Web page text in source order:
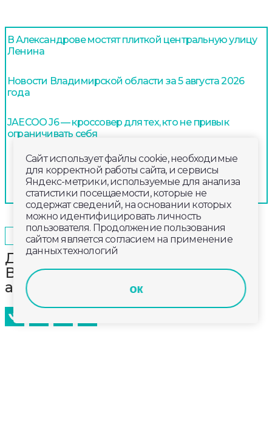
В Александрове мостят плиткой центральную улицу
Ленина
Новости Владимирской области за 5 августа 2026
года
JAECOO J6 — кроссовер для тех, кто не привык
ограничивать себя
ОБЩЕСТВО 2025-04-28 15:18
Дневной выпуск новостей
Владимирской области за 28
апреля 2025 года
Сайт использует файлы cookie, необходимые
для корректной работы сайта, и сервисы
Яндекс-метрики, используемые для анализа
статистики посещаемости, которые не
содержат сведений, на основании которых
можно идентифицировать личность
пользователя. Продолжение пользования
сайтом является согласием на применение
данных технологий
ок